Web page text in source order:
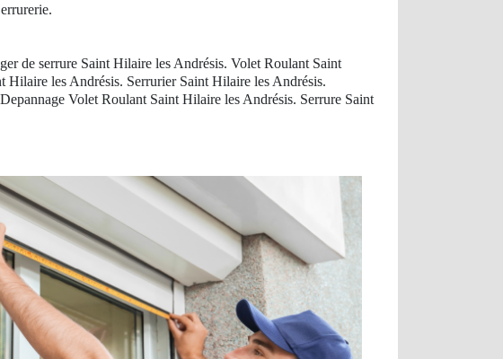
de serrure Saint Hilaire les Andrésis. Volet Roulant Saint
les Andrésis. Serrurier Saint Hilaire les Andrésis.
Volet Roulant Saint Hilaire les Andrésis. Serrure Saint